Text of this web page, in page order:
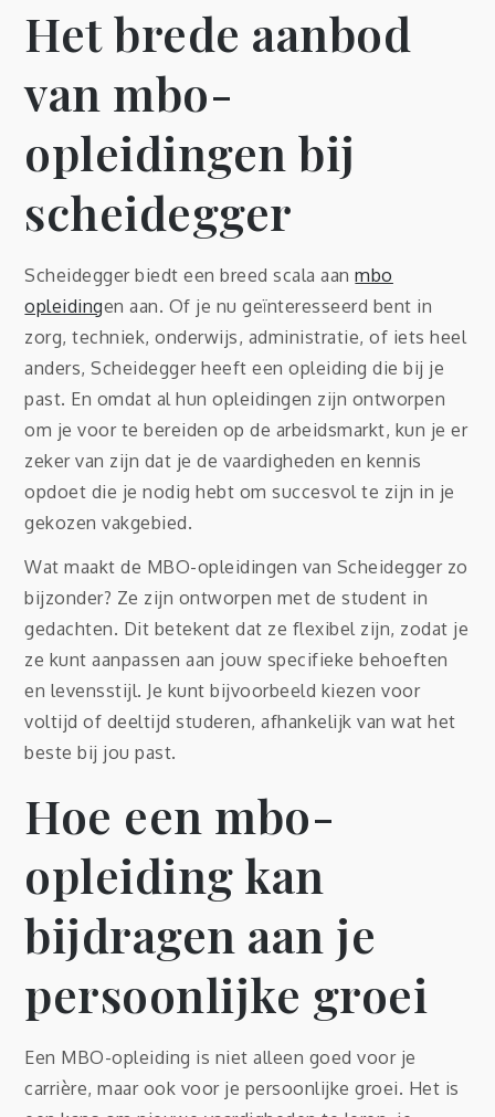
Het brede aanbod
van mbo-
opleidingen bij
scheidegger
Scheidegger biedt een breed scala aanmbo
opleidingen aan. Of je nu geïnteresseerd bent in
zorg, techniek, onderwijs, administratie, of iets heel
anders, Scheidegger heeft een opleiding die bij je
past. En omdat al hun opleidingen zijn ontworpen
om je voor te bereiden op de arbeidsmarkt, kun je er
zeker van zijn dat je de vaardigheden en kennis
opdoet die je nodig hebt om succesvol te zijn in je
gekozen vakgebied.
Wat maakt de MBO-opleidingen van Scheidegger zo
bijzonder? Ze zijn ontworpen met de student in
gedachten. Dit betekent dat ze flexibel zijn, zodat je
ze kunt aanpassen aan jouw specifieke behoeften
en levensstijl. Je kunt bijvoorbeeld kiezen voor
voltijd of deeltijd studeren, afhankelijk van wat het
beste bij jou past.
Hoe een mbo-
opleiding kan
bijdragen aan je
persoonlijke groei
Een MBO-opleiding is niet alleen goed voor je
carrière, maar ook voor je persoonlijke groei. Het is